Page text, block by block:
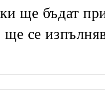
ще бъдат
ще се